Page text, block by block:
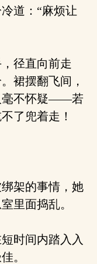
道：“麻烦让
径直向前走
裙摆翻飞间，
毫不怀疑——若
了兜着走！
架的事情，她
里面捣乱。
时间内踏入入
。